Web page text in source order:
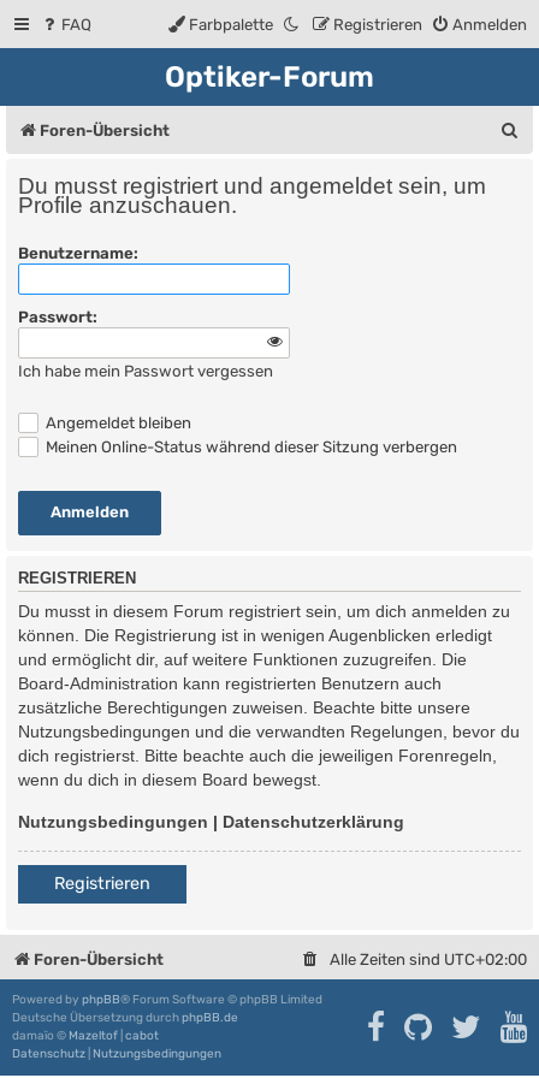
FAQ Anmelden
Registrieren
Farbpalette
Optiker-Forum
Foren-Übersicht
Du musst registriert und angemeldet sein, um
Profile anzuschauen.
Benutzername:
Passwort:
Ich habe mein Passwort vergessen
Angemeldet bleiben
Meinen Online-Status während dieser Sitzung verbergen
REGISTRIEREN
Du musst in diesem Forum registriert sein, um dich anmelden zu
können. Die Registrierung ist in wenigen Augenblicken erledigt
und ermöglicht dir, auf weitere Funktionen zuzugreifen. Die
Board-Administration kann registrierten Benutzern auch
zusätzliche Berechtigungen zuweisen. Beachte bitte unsere
Nutzungsbedingungen und die verwandten Regelungen, bevor du
dich registrierst. Bitte beachte auch die jeweiligen Forenregeln,
wenn du dich in diesem Board bewegst.
Nutzungsbedingungen | Datenschutzerklärung
Registrieren
Foren-Übersicht Alle Zeiten sind UTC+02:00
Powered by phpBB® Forum Software © phpBB Limited
Deutsche Übersetzung durchphpBB.de
damaïo © Mazeltof cabot
Datenschutz Nutzungsbedingungen